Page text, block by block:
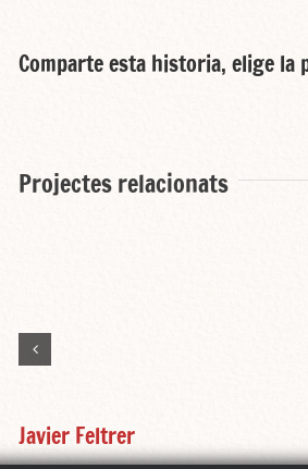
Comparte esta historia, elige la
Projectes relacionats
Javier Feltrer